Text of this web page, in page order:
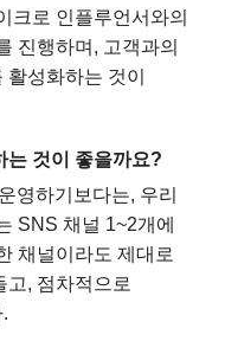
크로 인플루언서와의
진행하며, 고객과의
성화하는 것이
는 것이 좋을까요?
영하기보다는, 우리
SNS 채널 1~2개에
채널이라도 제대로
고, 점차적으로